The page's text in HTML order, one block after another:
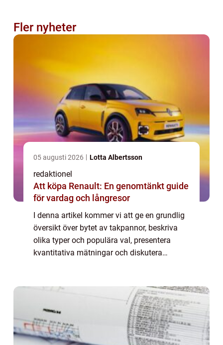
Fler nyheter
05 augusti 2026 Lotta Albertsson
redaktionel
Att köpa Renault: En genomtänkt guide
för vardag och långresor
I denna artikel kommer vi att ge en grundlig
översikt över bytet av takpannor, beskriva
olika typer och populära val, presentera
kvantitativa mätningar och diskutera